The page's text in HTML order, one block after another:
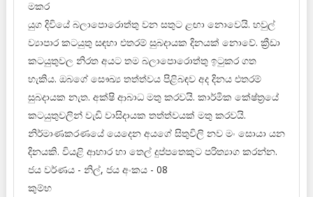
මකර
යුග දිවියේ බලාපොරොත්තු වන සතුට ළඟා නොවෙයි. හවුල්
ව්‍යාපාර කටයුතු සඳහා එතරම් සුබදායක දිනයක් නොවේ. ක්‍රීඩා
කටයුතුවල නිරත අයට තම බලාපොරොත්තු ඉටුකර ගත
හැකිය. ඔබගේ සෞඛ්‍ය තත්ත්වය පිළිබඳව අද දිනය එතරම්
සුබදායක නැත. අක්ෂි ආබාධ මතු කරවයි. කාර්මික කේෂ්ත්‍රයේ
කටයුතුවලින් වැඩි වාසිදායක තත්ත්වයක් මතු කරවයි.
නිර්මාණකරණයේ යෙදෙන අයගේ සිතුවිලි නව මං සොයා යන
දිනයකි. වියළි ආහාර හා තෙල් දුප්පතෙකුට පරිත්‍යාග කරන්න.
ජය වර්ණය - නිල්, ජය අංකය - 08
කුම්භ